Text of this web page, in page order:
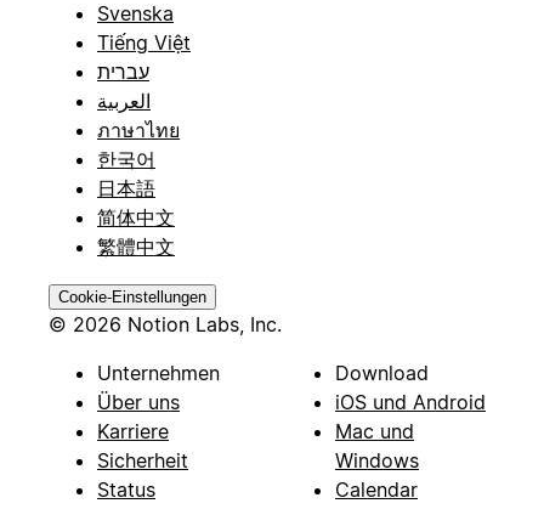
Svenska
Tiếng Việt
עברית
العربية
ภาษาไทย
한국어
日本語
简体中文
繁體中文
Cookie-Einstellungen
© 2026 Notion Labs, Inc.
Unternehmen
Über uns
Karriere
Sicherheit
Status
Download
iOS und Android
Mac und
Windows
Calendar